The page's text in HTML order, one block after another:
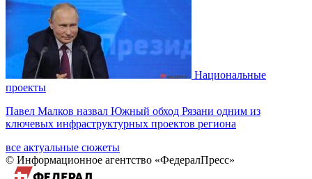
Национальные
проекты
Павел Малков назвал Южный обход Рязани одним из
ключевых инфраструктурных проектов региона
все актуальные сюжеты
© Информационное агентство «ФедералПресс»